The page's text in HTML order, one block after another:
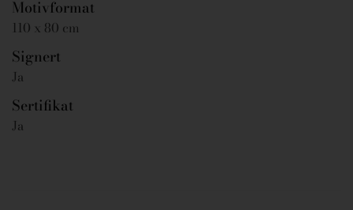
Motivformat
110 x 80 cm
Signert
Ja
Sertifikat
Ja